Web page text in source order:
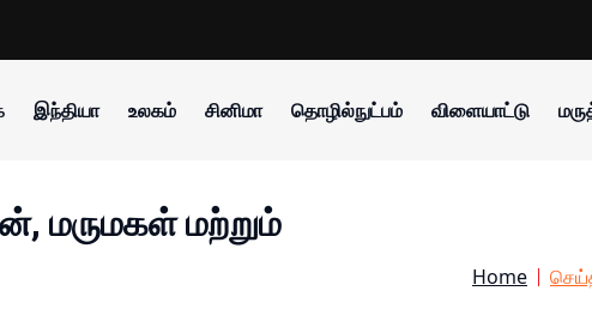
இந்தியா உலகம் சினிமா தொழில்நுட்பம் விளையாட்டு
மருமகள் மற்றும்
Home